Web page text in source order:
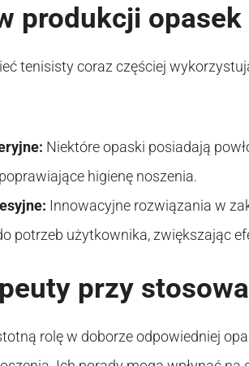
produkcji
tenisisty coraz częściej
Niektóre opaski posiadają
higienę noszenia.
Innowacyjne rozwiązania w
potrzeb użytkownika, zwiększając
przy
rolę w doborze odpowiedniej